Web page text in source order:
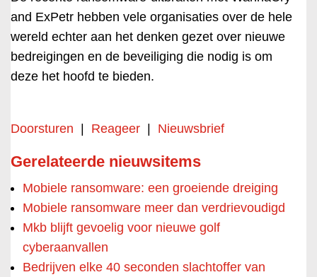
and ExPetr hebben vele organisaties over de hele
wereld echter aan het denken gezet over nieuwe
bedreigingen en de beveiliging die nodig is om
deze het hoofd te bieden.
Doorsturen Reageer Nieuwsbrief
Gerelateerde nieuwsitems
Mobiele ransomware: een groeiende dreiging
Mobiele ransomware meer dan verdrievoudigd
Mkb blijft gevoelig voor nieuwe golf
cyberaanvallen
Bedrijven elke 40 seconden slachtoffer van